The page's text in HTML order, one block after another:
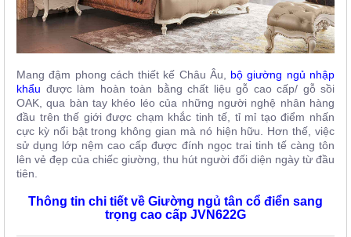
Mang đậm phong cách thiết kế Châu Âu, bộ giường ngủ nhập
khẩu được làm hoàn toàn bằng chất liệu gỗ cao cấp/ gỗ sồi
OAK, qua bàn tay khéo léo của những người nghệ nhân hàng
đầu trên thế giới được chạm khắc tinh tế, tỉ mỉ tạo điểm nhấn
cực kỳ nổi bật trong không gian mà nó hiện hữu. Hơn thế, việc
sử dụng lớp nệm cao cấp được đính ngọc trai tinh tế càng tôn
lên vẻ đẹp của chiếc giường, thu hút người đối diện ngày từ đầu
tiên.
Thông tin chi tiết về Giường ngủ tân cổ điển sang
trọng cao cấp JVN622G